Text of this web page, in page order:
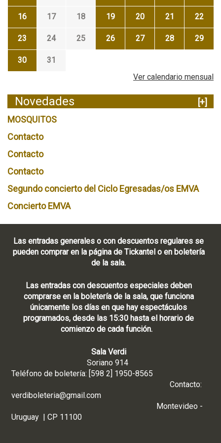
16 17 18 19 20 21 22
23 24 25 26 27 28 29
30
31
Ver calendario mensual
Novedades
[+]
MOSQUITOS
Contacto
Contacto
Contacto
Segundo concierto del Ciclo Egresadas/os EMVA
Concierto EMVA
Las entradas generales o con descuentos regulares se
pueden comprar en la página de Tickantel o en boletería
de la sala.
Las entradas con descuentos especiales deben
comprarse en la boletería de la sala, que funciona
únicamente los días en que hay espectáculos
programados, desde las 15:30 hasta el horario de
comienzo de cada función.
Sala Verdi
Soriano 914
Teléfono de boletería: [598 2] 1950-8565
Contacto:
verdiboleteria@gmail.com
Montevideo -
Uruguay | CP 11100